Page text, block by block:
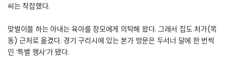
씨는 착잡했다.
맞벌이를 하는 아내는 육아를 장모에게 의탁해 왔다. 그래서 집도 처가(목
동) 근처로 옮겼다. 경기 구리시에 있는 본가 방문은 두서너 달에 한 번씩
인 ‘특별 행사’가 됐다.